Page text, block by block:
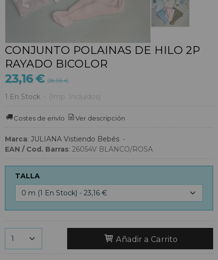
CONJUNTO POLAINAS DE HILO 2P
RAYADO BICOLOR
23,16 € 28,95 €
1 En Stock - (Imp. Incluidos)
Costes de envío Ver descripción
Marca: JULIANA Vistiendo Bebés •
EAN / Cod. Barras: 26054V BLANCO/ROSA
TALLA
Añadir a Carrito